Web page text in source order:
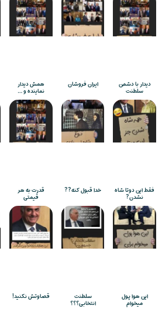
دیدار با دشمن
سلطنت
ایران فروشان همش دیدار
نماینده و …
فقط این دوتا شاه
نشدن?
خدا قبول کنه?? قدرت به هر
قیمتی
این هوا پول
میخوام
سلطنت
انتخابی؟؟؟
قصاوتش نکنید!